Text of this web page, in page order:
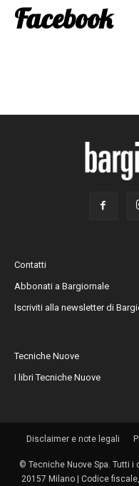
Facebook
Contatti
Abbonati a Bargiornale
Iscriviti alla newsletter di
Tecniche Nuove
I libri Tecniche Nuove
Disclaimer e note legali
© Tecniche Nuove Spa. Tutti i
20157 Milano | Codice